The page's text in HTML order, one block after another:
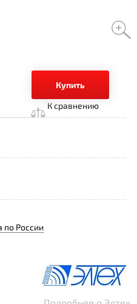
Купить
К сравнению
по России